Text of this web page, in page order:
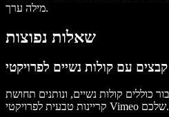
מילה ערך.
שאלות נפוצות
כוללים קולות נשיים, ונותנים תחושת
קריינות טבעית לפרויקטי Vimeo שלכם.